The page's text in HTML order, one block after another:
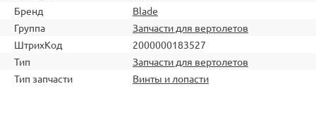
Бренд
Blade
Группа
Запчасти для вертолетов
ШтрихКод
2000000183527
Тип
Запчасти для вертолетов
Тип запчасти
Винты и лопасти